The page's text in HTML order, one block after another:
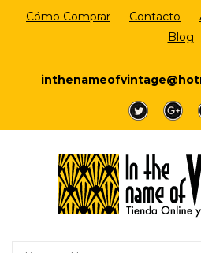
Cómo Comprar Contacto
Blog
a
a